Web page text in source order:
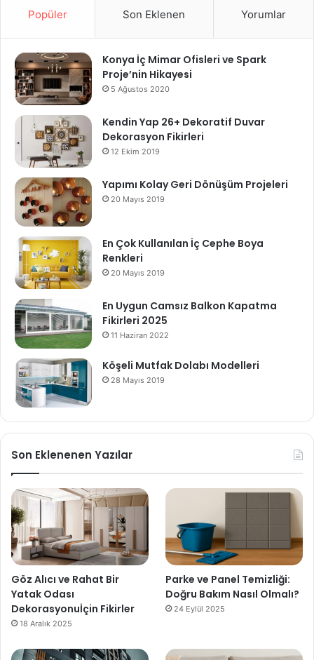
Popüler Son Eklenen Yorumlar
Konya İç Mimar Ofisleri ve Spark
Proje’nin Hikayesi
5 Ağustos 2020
Kendin Yap 26+ Dekoratif Duvar
Dekorasyon Fikirleri
12 Ekim 2019
Yapımı Kolay Geri Dönüşüm Projeleri
20 Mayıs 2019
En Çok Kullanılan İç Cephe Boya
Renkleri
20 Mayıs 2019
En Uygun Camsız Balkon Kapatma
Fikirleri 2025
11 Haziran 2022
Köşeli Mutfak Dolabı Modelleri
28 Mayıs 2019
Son Eklenenen Yazılar
Göz Alıcı ve Rahat Bir
Yatak Odası
Dekorasyonuİçin Fikirler
18 Aralık 2025
Parke ve Panel Temizliği:
Doğru Bakım Nasıl Olmalı?
24 Eylül 2025